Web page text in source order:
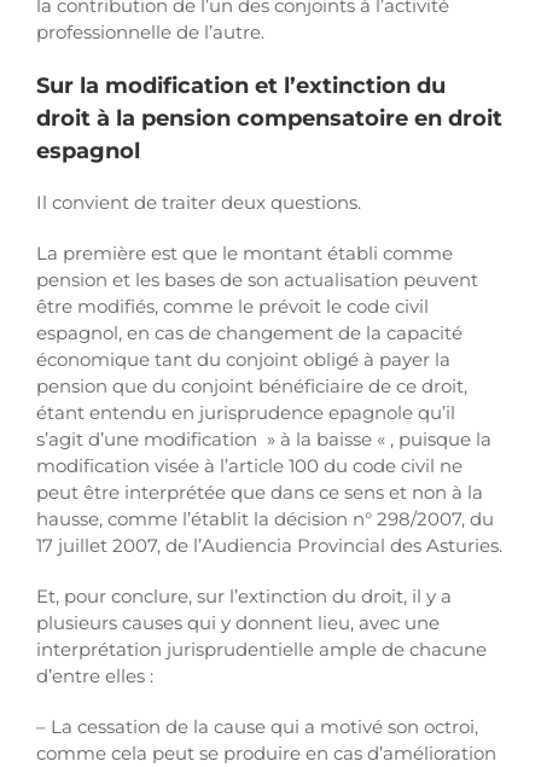
la contribution de l’un des conjoints à l’activité
professionnelle de l’autre.
Sur la modification et l’extinction du
droit à la pension compensatoire en droit
espagnol
Il convient de traiter deux questions.
La première est que le montant établi comme
pension et les bases de son actualisation peuvent
être modifiés, comme le prévoit le code civil
espagnol, en cas de changement de la capacité
économique tant du conjoint obligé à payer la
pension que du conjoint bénéficiaire de ce droit,
étant entendu en jurisprudence epagnole qu’il
s’agit d’une modification » à la baisse « , puisque la
modification visée à l’article 100 du code civil ne
peut être interprétée que dans ce sens et non à la
hausse, comme l’établit la décision n° 298/2007, du
17 juillet 2007, de l’Audiencia Provincial des Asturies.
Et, pour conclure, sur l’extinction du droit, il y a
plusieurs causes qui y donnent lieu, avec une
interprétation jurisprudentielle ample de chacune
d’entre elles :
– La cessation de la cause qui a motivé son octroi,
comme cela peut se produire en cas d’amélioration